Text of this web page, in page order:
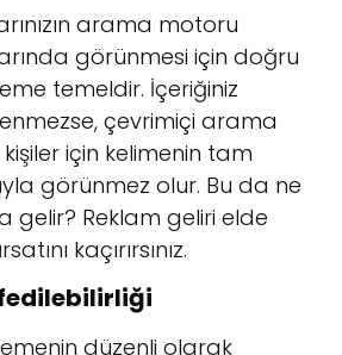
arama motoru
görünmesi için doğru
temeldir. İçeriğiniz
çevrimiçi arama
için kelimenin tam
görünmez olur. Bu da ne
gelir? Reklam geliri elde
kaçırırsınız.
düzenli olarak